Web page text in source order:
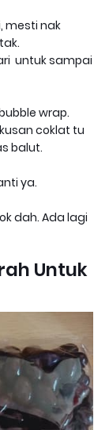
mesti nak
untuk sampai
wrap.
coklat tu
balut.
ya.
dah. Ada lagi
Untuk